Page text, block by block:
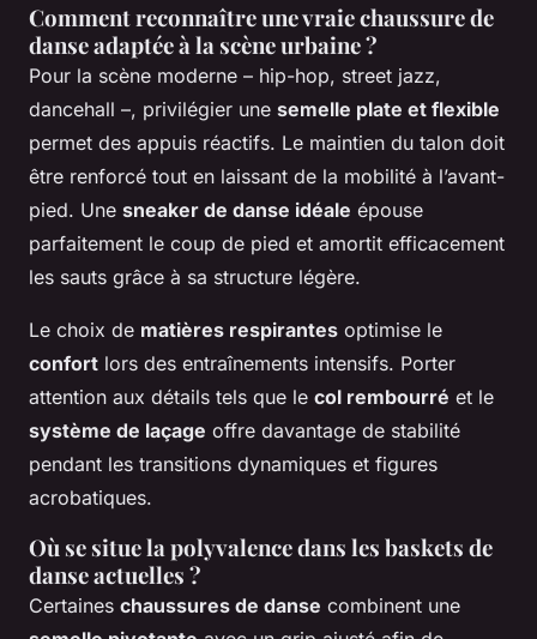
Comment reconnaître une vraie chaussure de
danse adaptée à la scène urbaine ?
Pour la scène moderne – hip-hop, street jazz,
dancehall –, privilégier une semelle plate et flexible
permet des appuis réactifs. Le maintien du talon doit
être renforcé tout en laissant de la mobilité à l’avant-
pied. Une sneaker de danse idéale épouse
parfaitement le coup de pied et amortit efficacement
les sauts grâce à sa structure légère.
Le choix de matières respirantes optimise le
confort lors des entraînements intensifs. Porter
attention aux détails tels que le col rembourré et le
système de laçage offre davantage de stabilité
pendant les transitions dynamiques et figures
acrobatiques.
Où se situe la polyvalence dans les baskets de
danse actuelles ?
Certaines chaussures de danse combinent une